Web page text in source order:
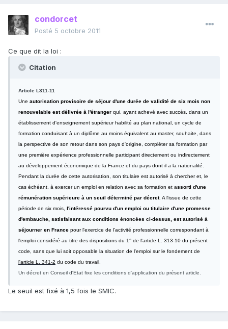
condorcet
Posté 5 octobre 2011
Ce que dit la loi :
Citation
Article L311-11
Une autorisation provisoire de séjour d'une durée de validité de six mois non
renouvelable est délivrée à l'étranger qui, ayant achevé avec succès, dans un
établissement d'enseignement supérieur habilité au plan national, un cycle de
formation conduisant à un diplôme au moins équivalent au master, souhaite, dans
la perspective de son retour dans son pays d'origine, compléter sa formation par
une première expérience professionnelle participant directement ou indirectement
au développement économique de la France et du pays dont il a la nationalité.
Pendant la durée de cette autorisation, son titulaire est autorisé à chercher et, le
cas échéant, à exercer un emploi en relation avec sa formation et assorti d'une
rémunération supérieure à un seuil déterminé par décret. A l'issue de cette
période de six mois, l'intéressé pourvu d'un emploi ou titulaire d'une promesse
d'embauche, satisfaisant aux conditions énoncées ci-dessus, est autorisé à
séjourner en France pour l'exercice de l'activité professionnelle correspondant à
l'emploi considéré au titre des dispositions du 1° de l'article L. 313-10 du présent
code, sans que lui soit opposable la situation de l'emploi sur le fondement de
l'article L. 341-2 du code du travail.
Un décret en Conseil d'Etat fixe les conditions d'application du présent article.
Le seuil est fixé à 1,5 fois le SMIC.